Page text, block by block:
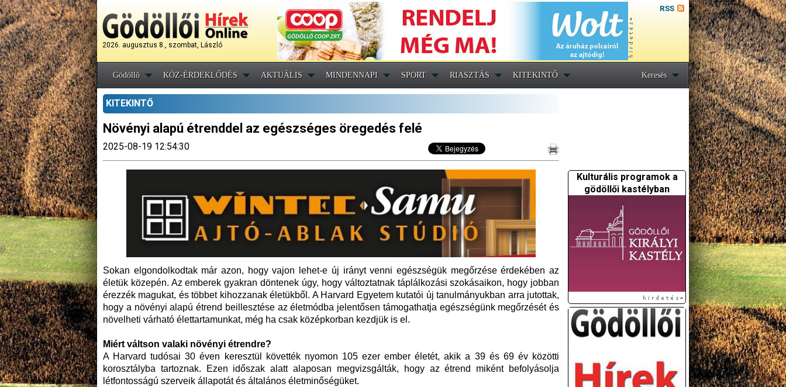
2026. augusztus 8., szombat, László
RSS
Gödöllő KÖZ-ÉRDEKLŐDÉS AKTUÁLIS MINDENNAPI SPORT RIASZTÁS KITEKINTŐ Keresés
KITEKINTŐ
Növényi alapú étrenddel az egészséges öregedés felé
2025-08-19 12:54:30
Sokan elgondolkodtak már azon, hogy vajon lehet-e új irányt venni egészségük megőrzése érdekében az
életük közepén. Az emberek gyakran döntenek úgy, hogy változtatnak táplálkozási szokásaikon, hogy jobban
érezzék magukat, és többet kihozzanak életükből. A Harvard Egyetem kutatói új tanulmányukban arra jutottak,
hogy a növényi alapú étrend beillesztése az életmódba jelentősen támogathatja egészségünk megőrzését és
növelheti várható élettartamunkat, még ha csak középkorban kezdjük is el.
Miért váltson valaki növényi étrendre?
A Harvard tudósai 30 éven keresztül követték nyomon 105 ezer ember életét, akik a 39 és 69 év közötti
korosztályba tartoznak. Ezen időszak alatt alaposan megvizsgálták, hogy az étrend miként befolyásolja
létfontosságú szerveik állapotát és általános életminőségüket.
Kulturális programok a
gödöllői kastélyban